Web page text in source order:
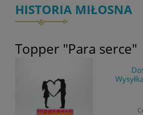
HISTORIA MIŁOSNA
Topper "Para serce"